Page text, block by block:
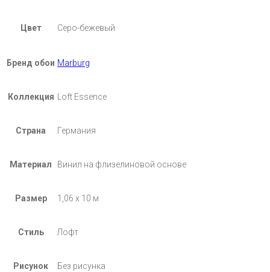
Цвет Серо-бежевый
Бренд обои Marburg
Коллекция Loft Essence
Страна Германия
Материал Винил на флизелиновой основе
Размер 1,06 х 10 м
Стиль Лофт
Рисунок Без рисунка